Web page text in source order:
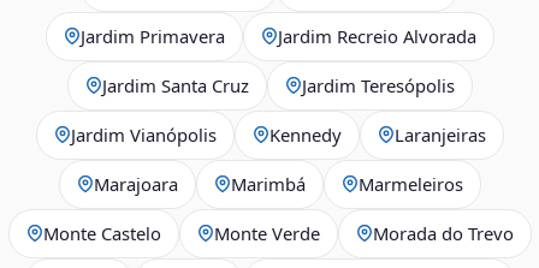
Jardim Primavera Jardim Recreio Alvorada
Jardim Santa Cruz Jardim Teresópolis
Jardim Vianópolis Kennedy Laranjeiras
Marajoara Marimbá Marmeleiros
Monte Castelo Monte Verde Morada do Trevo